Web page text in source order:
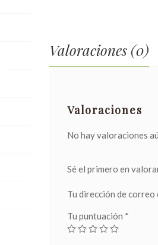
Valoraciones (0)
Valoraciones
No hay valoraciones
Sé el primero en
Tu dirección de
Tu puntuación *